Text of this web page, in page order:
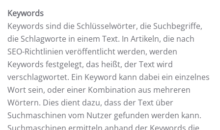
Keywords
Keywords sind die Schlüsselwörter, die Suchbegriffe,
die Schlagworte in einem Text. In Artikeln, die nach
SEO-Richtlinien veröffentlicht werden, werden
Keywords festgelegt, das heißt, der Text wird
verschlagwortet. Ein Keyword kann dabei ein einzelnes
Wort sein, oder einer Kombination aus mehreren
Wörtern. Dies dient dazu, dass der Text über
Suchmaschinen vom Nutzer gefunden werden kann.